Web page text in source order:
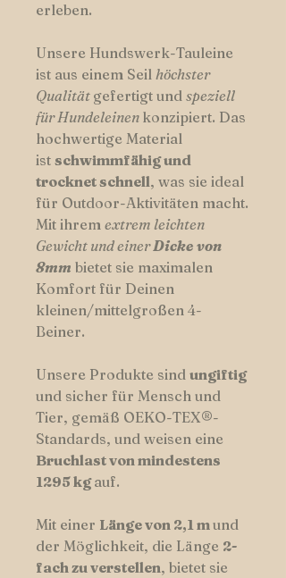
erleben.
Unsere Hundswerk-Tauleine
ist aus einem Seil höchster
Qualität gefertigt und speziell
für Hundeleinen konzipiert. Das
hochwertige Material
ist schwimmfähig und
trocknet schnell, was sie ideal
für Outdoor-Aktivitäten macht.
Mit ihrem extrem leichten
Gewicht und einerDicke von
8mm bietet sie maximalen
Komfort für Deinen
kleinen/mittelgroßen 4-
Beiner.
Unsere Produkte sind ungiftig
und sicher für Mensch und
Tier, gemäß OEKO-TEX®-
Standards, und weisen eine
Bruchlast von mindestens
1295 kgauf.
Mit einer Länge von 2,1 mund
der Möglichkeit, die Länge 2-
fach zu verstellen, bietet sie